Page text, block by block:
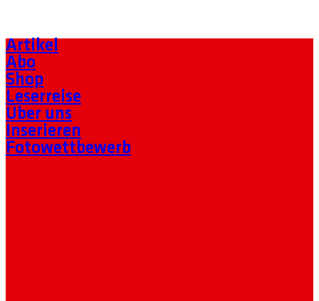
Artikel
Abo
Shop
Leserreise
Über uns
Inserieren
Fotowettbewerb